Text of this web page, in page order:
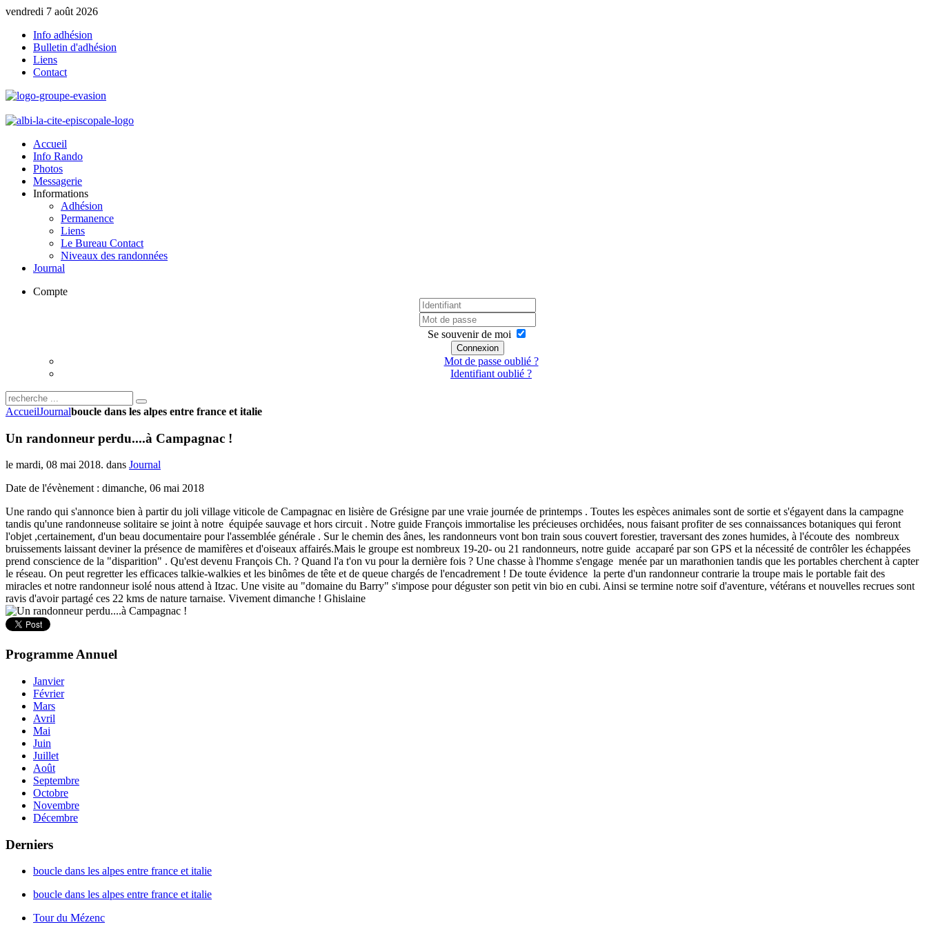
vendredi 7 août 2026
Info adhésion
Bulletin d'adhésion
Liens
Contact
Accueil
Info Rando
Photos
Messagerie
Informations
Adhésion
Permanence
Liens
Le Bureau Contact
Niveaux des randonnées
Journal
Compte
Se souvenir de moi
Connexion
Mot de passe oublié ?
Identifiant oublié ?
AccueilJournalboucle dans les alpes entre france et italie
Un randonneur perdu....à Campagnac !
le mardi, 08 mai 2018. dans Journal
Date de l'évènement : dimanche, 06 mai 2018
Une rando qui s'annonce bien à partir du joli village viticole de Campagnac en lisière de Grésigne par une vraie journée de printemps . Toutes les espèces animales sont de sortie et s'égayent dans la campagne
tandis qu'une randonneuse solitaire se joint à notre équipée sauvage et hors circuit . Notre guide François immortalise les précieuses orchidées, nous faisant profiter de ses connaissances botaniques qui feront
l'objet ,certainement, d'un beau documentaire pour l'assemblée générale . Sur le chemin des ânes, les randonneurs vont bon train sous couvert forestier, traversant des zones humides, à l'écoute des nombreux
bruissements laissant deviner la présence de mamifères et d'oiseaux affairés.Mais le groupe est nombreux 19-20- ou 21 randonneurs, notre guide accaparé par son GPS et la nécessité de contrôler les échappées
prend conscience de la "disparition" . Qu'est devenu François Ch. ? Quand l'a t'on vu pour la dernière fois ? Une chasse à l'homme s'engage menée par un marathonien tandis que les portables cherchent à capter
le réseau. On peut regretter les efficaces talkie-walkies et les binômes de tête et de queue chargés de l'encadrement ! De toute évidence la perte d'un randonneur contrarie la troupe mais le portable fait des
miracles et notre randonneur isolé nous attend à Itzac. Une visite au "domaine du Barry" s'impose pour déguster son petit vin bio en cubi. Ainsi se termine notre soif d'aventure, vétérans et nouvelles recrues sont
ravis d'avoir partagé ces 22 kms de nature tarnaise. Vivement dimanche ! Ghislaine
Programme Annuel
Janvier
Février
Mars
Avril
Mai
Juin
Juillet
Août
Septembre
Octobre
Novembre
Décembre
Derniers
boucle dans les alpes entre france et italie
boucle dans les alpes entre france et italie
Tour du Mézenc